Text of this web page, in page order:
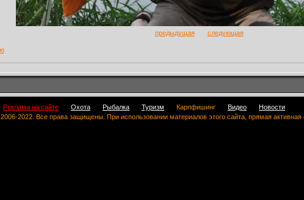
предыдущая следующая
Реклама на сайте Охота Рыбалка Туризм Карпфишинг Видео
Новости
2022. Все права защищены. При использовании материалов этого сайта, прямая активная